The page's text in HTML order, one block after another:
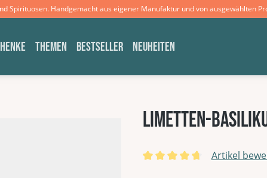
Spirituosen. Handgemacht aus eigener Manufaktur und von ausgewählten
THEMEN BESTSELLER NEUHEITEN
Limetten-
Artikel